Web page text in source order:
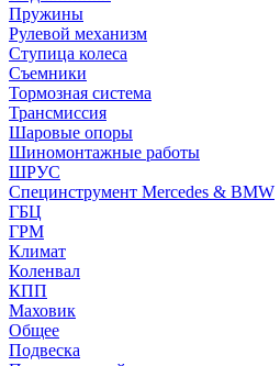
Пружины
Рулевой механизм
Ступица колеса
Съемники
Тормозная система
Трансмиссия
Шаровые опоры
Шиномонтажные работы
ШРУС
Специнструмент Mercedes & BMW
ГБЦ
ГРМ
Климат
Коленвал
КПП
Маховик
Общее
Подвеска